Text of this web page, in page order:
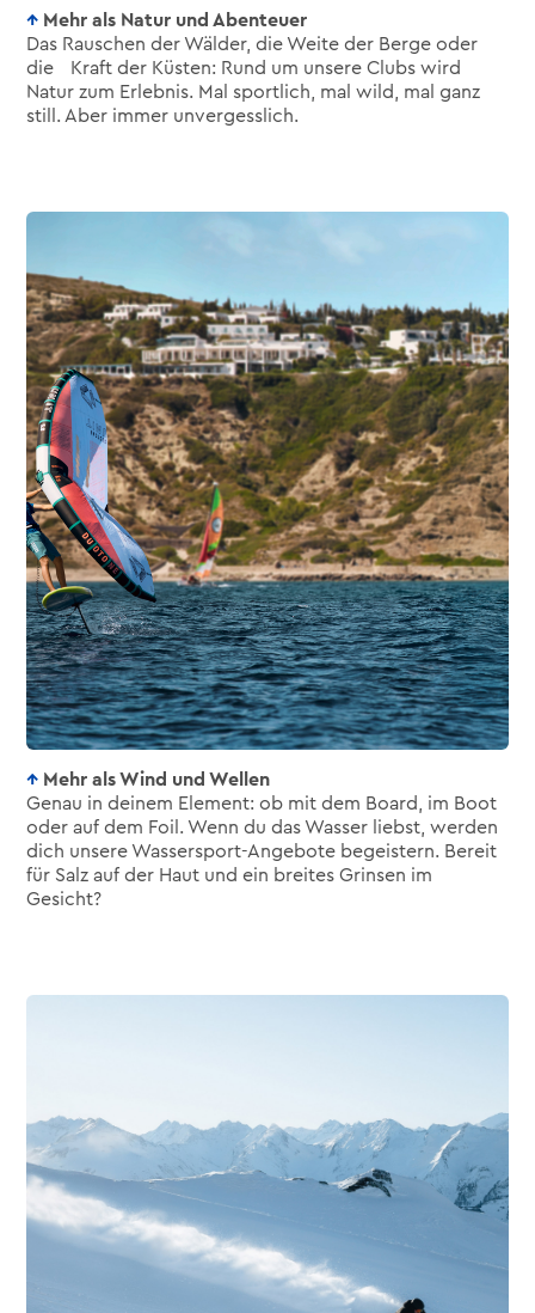
Mehr als Natur und Abenteuer
Das Rauschen der Wälder, die Weite der Berge oder
die Kraft der Küsten: Rund um unsere Clubs wird
Natur zum Erlebnis. Mal sportlich, mal wild, mal ganz
still. Aber immer unvergesslich.
Mehr als Wind und Wellen
Genau in deinem Element: ob mit dem Board, im Boot
oder auf dem Foil. Wenn du das Wasser liebst, werden
dich unsere Wassersport-Angebote begeistern. Bereit
für Salz auf der Haut und ein breites Grinsen im
Gesicht?